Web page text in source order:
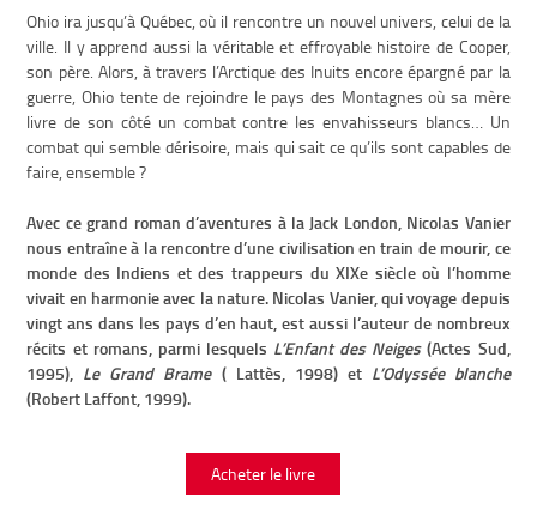
Ohio ira jusqu’à Québec, où il rencontre un nouvel univers, celui de la
ville. Il y apprend aussi la véritable et effroyable histoire de Cooper,
son père. Alors, à travers l’Arctique des Inuits encore épargné par la
guerre, Ohio tente de rejoindre le pays des Montagnes où sa mère
livre de son côté un combat contre les envahisseurs blancs… Un
combat qui semble dérisoire, mais qui sait ce qu’ils sont capables de
faire, ensemble ?
Avec ce grand roman d’aventures à la Jack London, Nicolas Vanier
nous entraîne à la rencontre d’une civilisation en train de mourir, ce
monde des Indiens et des trappeurs du XIXe siècle où l’homme
vivait en harmonie avec la nature. Nicolas Vanier, qui voyage depuis
vingt ans dans les pays d’en haut, est aussi l’auteur de nombreux
récits et romans, parmi lesquels L’Enfant des Neiges(Actes Sud,
1995), Le Grand Brame( Lattès, 1998) et L’Odyssée blanche
(Robert Laffont, 1999).
Acheter le livre